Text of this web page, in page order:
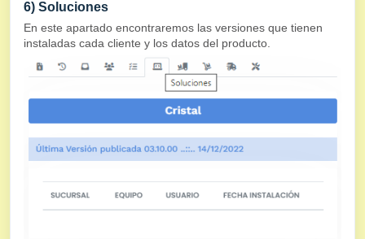
6) Soluciones
En este apartado encontraremos las versiones que tienen
instaladas cada cliente y los datos del producto.